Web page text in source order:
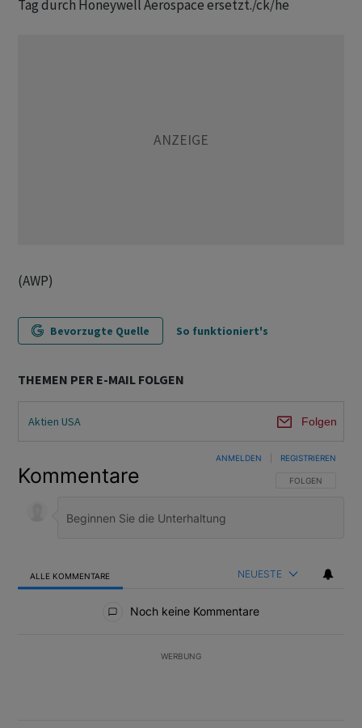
Tag durch Honeywell Aerospace ersetzt./ck/he
(AWP)
Bevorzugte Quelle So funktioniert's
THEMEN PER E-MAIL FOLGEN
Aktien USA Folgen
Kommentare FOLGE DIESER
FOLGEN
ANMELDEN REGISTRIEREN
ALLE KOMMENTARE NEUESTE
Noch keine Kommentare
WERBUNG